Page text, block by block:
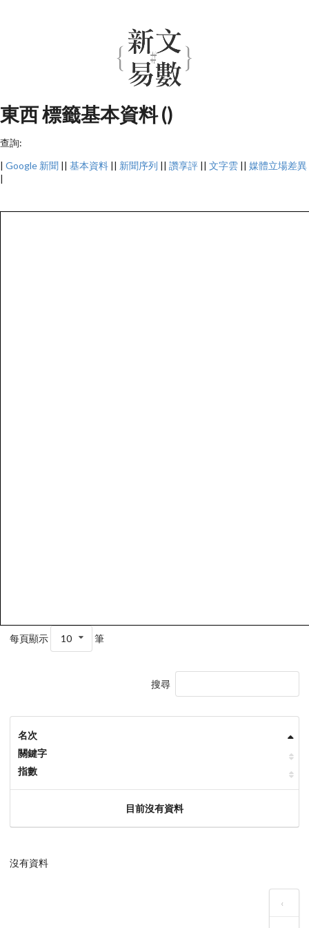
東西 標籤基本資料 ()
查詢:
| Google 新聞 || 基本資料 || 新聞序列 || 讚享評 || 文字雲 || 媒體立場差異
|
每頁顯示 10 筆
搜尋
名次
關鍵字
指數
目前沒有資料
沒有資料
‹